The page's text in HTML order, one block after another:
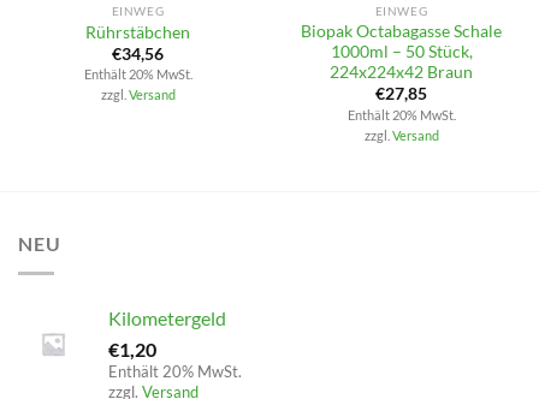
EINWEG
Rührstäbchen
€34,56
Enthält 20% MwSt.
zzgl. Versand
EINWEG
Biopak Octabagasse Schale
1000ml – 50 Stück,
224x224x42 Braun
€27,85
Enthält 20% MwSt.
zzgl. Versand
NEU
Kilometergeld
€1,20
Enthält 20% MwSt.
zzgl. Versand